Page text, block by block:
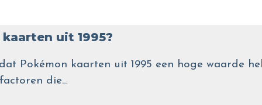
uit 1995?
Pokémon kaarten uit 1995 een hoge waarde
die…